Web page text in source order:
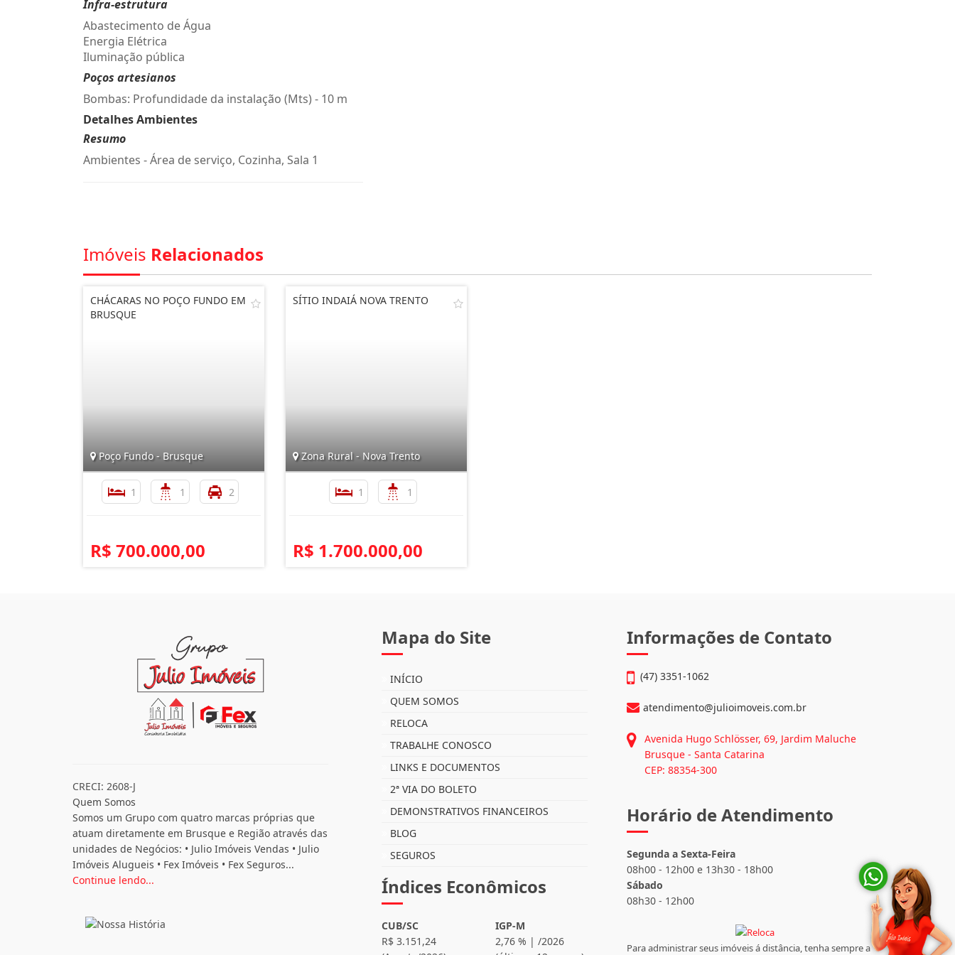
Infra-estrutura
Abastecimento de Água
Energia Elétrica
Iluminação pública
Poços artesianos
Bombas: Profundidade da instalação (Mts) - 10 m
Detalhes Ambientes
Resumo
Ambientes - Área de serviço, Cozinha, Sala 1
Imóveis Relacionados
CHÁCARAS NO POÇO FUNDO EM
BRUSQUE
Poço Fundo - Brusque
1 1 2
R$ 700.000,00
SÍTIO INDAIÁ NOVA TRENTO
Zona Rural - Nova Trento
1 1
R$ 1.700.000,00
CRECI: 2608-J
Quem Somos
Somos um Grupo com quatro marcas próprias que
atuam diretamente em Brusque e Região através das
unidades de Negócios: • Julio Imóveis Vendas • Julio
Imóveis Alugueis • Fex Imóveis • Fex Seguros...
Continue lendo...
Mapa do Site
INÍCIO
QUEM SOMOS
RELOCA
TRABALHE CONOSCO
LINKS E DOCUMENTOS
2ª VIA DO BOLETO
DEMONSTRATIVOS FINANCEIROS
BLOG
SEGUROS
Índices Econômicos
CUB/SC
R$ 3.151,24
IGP-M
2,76 % | /2026
Informações de Contato
(47) 3351-1062
atendimento@julioimoveis.com.br
Avenida Hugo Schlösser, 69, Jardim Maluche
Brusque - Santa Catarina
CEP: 88354-300
Horário de Atendimento
Segunda a Sexta-Feira
08h00 - 12h00 e 13h30 - 18h00
Sábado
08h30 - 12h00
Para administrar seus imóveis á distância, tenha sempre a